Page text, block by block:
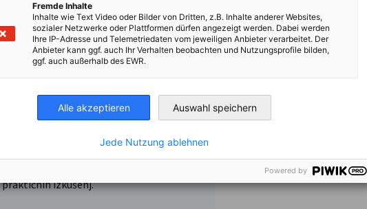
v ekipnem okolju.
ter nenehno učenje.
nemščine je velika prednost.
digitalnih komunikacijskih orodij je nujno.
izkušenj.
Fremde Inhalte
Inhalte wie Text Video oder Bilder von Dritten, z.B. Inhalte anderer Websites,
sozialer Netzwerke oder Plattformen dürfen angezeigt werden. Dabei werden
Ihre IP-Adresse und Telemetriedaten vom jeweiligen Anbieter verarbeitet. Der
Anbieter kann ggf. auch Ihr Verhalten beobachten und Nutzungsprofile bilden,
ggf. auch außerhalb des EWR.
Alle akzeptieren Auswahl speichern
Jede Nutzung ablehnen
Powered by